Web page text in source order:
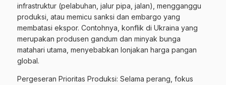
infrastruktur (pelabuhan, jalur pipa, jalan), mengganggu
produksi, atau memicu sanksi dan embargo yang
membatasi ekspor. Contohnya, konflik di Ukraina yang
merupakan produsen gandum dan minyak bunga
matahari utama, menyebabkan lonjakan harga pangan
global.
Pergeseran Prioritas Produksi: Selama perang, fokus